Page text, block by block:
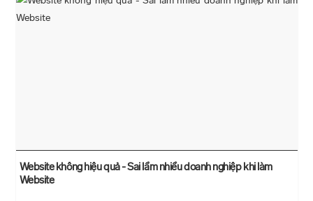
Website không hiệu quả - Sai lầm nhiều doanh nghiệp khi làm
Website